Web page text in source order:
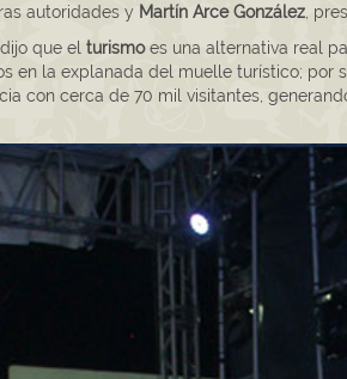
autoridades y Martín Arce González,
que el turismoes una alternativa real
en la explanada del muelle turístico; por
con cerca de 70 mil visitantes,